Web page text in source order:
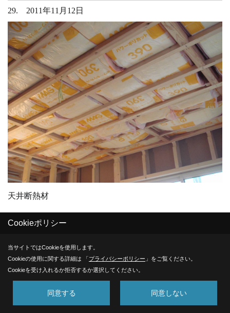
29. 2011年11月12日
天井断熱材
Cookieポリシー
当サイトではCookieを使用します。
Cookieの使用に関する詳細は 「プライバシーポリシー 」をご覧ください。
Cookieを受け入れるか拒否するか選択してください。
同意する 同意しない